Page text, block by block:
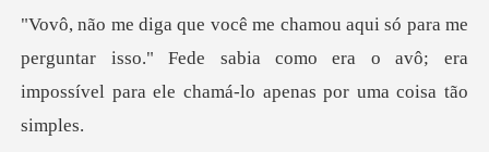
erguntar isso." Fede sabia como era o avô; era
impossív